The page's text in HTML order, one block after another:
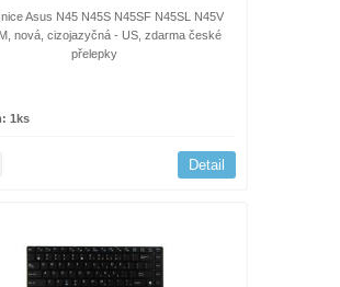
Asus N45 N45S N45SF N45SL N45V
nová, cizojazyčná - US, zdarma české
přelepky
1ks
Detail